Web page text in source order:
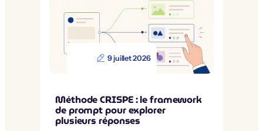
9 juillet 2026
Méthode CRISPE : le framework
de prompt pour explorer
plusieurs réponses